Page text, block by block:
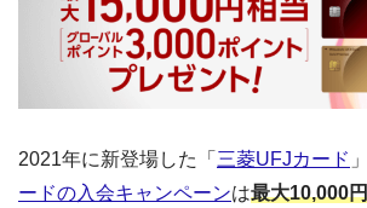
2021年に新登場した「 三菱UFJカード
ードの入会キャンペーンは最大10,000